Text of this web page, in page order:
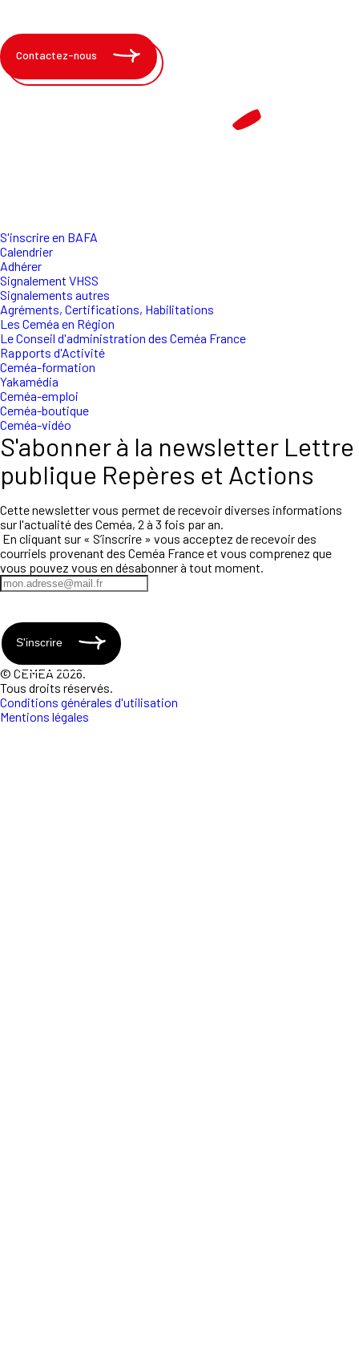
Contactez-nous
S'inscrire en BAFA
Calendrier
Adhérer
Signalement VHSS
Signalements autres
Agréments, Certifications, Habilitations
Les Ceméa en Région
Le Conseil d'administration des Ceméa France
Rapports d'Activité
Ceméa-formation
Yakamédia
Ceméa-emploi
Ceméa-boutique
Ceméa-vidéo
S'abonner à la newsletter Lettre
publique Repères et Actions
Cette newsletter vous permet de recevoir diverses informations
sur l'actualité des Ceméa, 2 à 3 fois par an.
En cliquant sur « S’inscrire » vous acceptez de recevoir des
courriels provenant des Ceméa France et vous comprenez que
vous pouvez vous en désabonner à tout moment.
S'inscrire
© CEMEA 2026.
Tous droits réservés.
Conditions générales d'utilisation
Mentions légales